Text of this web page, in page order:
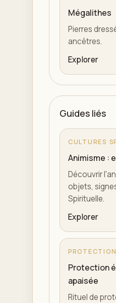
Mégalithes
Pierres
ancêtres.
Explorer
Guides liés
CULTURES
Animisme :
Découvrir
objets,
Spirituelle.
Explorer
PROTECTION
Protection
apaisée
Rituel de